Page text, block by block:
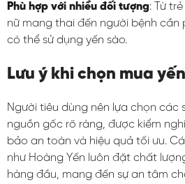
Phù hợp với nhiều đối tượng: Từ
nữ mang thai đến người bệnh cần
có thể sử dụng yến sào.
Lưu ý khi chọn mua
Người tiêu dùng nên lựa chọn các
nguồn gốc rõ ràng, được kiểm
bảo an toàn và hiệu quả tối ưu.
như Hoàng Yến luôn đặt chất
hàng đầu, mang đến sự an tâm